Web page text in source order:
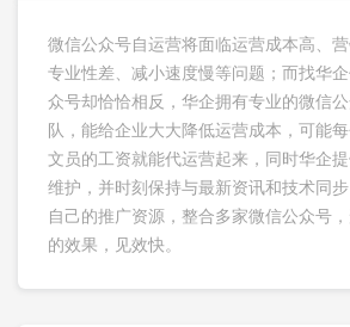
微信公众号自运营将面临运营成本高、营
专业性差、减小速度慢等问题；而找华
众号却恰恰相反，华企拥有专业的微信
队，能给企业大大降低运营成本，可能
文员的工资就能代运营起来，同时华企
维护，并时刻保持与最新资讯和技术同
自己的推广资源，整合多家微信公众号
的效果，见效快。